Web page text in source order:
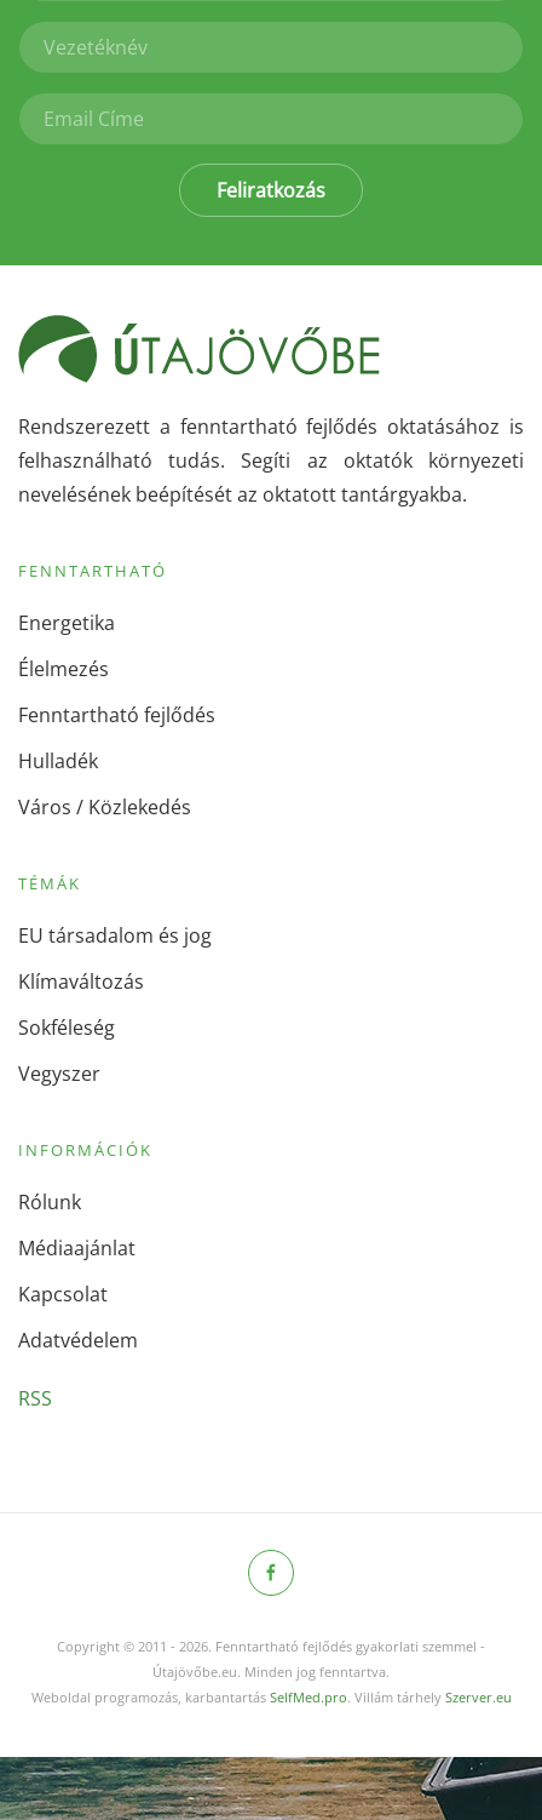
Feliratkozás
Rendszerezett a fenntartható fejlődés oktatásához is
felhasználható tudás. Segíti az oktatók környezeti
nevelésének beépítését az oktatott tantárgyakba.
FENNTARTHATÓ
Energetika
Élelmezés
Fenntartható fejlődés
Hulladék
Város / Közlekedés
TÉMÁK
EU társadalom és jog
Klímaváltozás
Sokféleség
Vegyszer
INFORMÁCIÓK
Rólunk
Médiaajánlat
Kapcsolat
Adatvédelem
RSS
Copyright © 2011 - 2026. Fenntartható fejlődés gyakorlati szemmel -
Útajövőbe.eu. Minden jog fenntartva.
Weboldal programozás, karbantartás SelfMed.pro. Villám tárhely Szerver.eu